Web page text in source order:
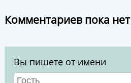
Комментариев пока нет
Вы пишете от имени